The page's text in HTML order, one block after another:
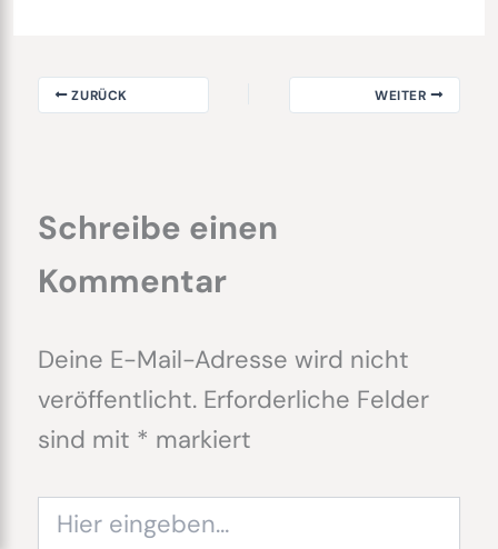
ZURÜCK WEITER
Schreibe einen
Kommentar
Deine E-Mail-Adresse wird nicht
veröffentlicht. Erforderliche Felder
sind mit * markiert
eingeben…